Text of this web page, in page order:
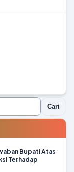
Cari
Bupati Atas
Terhadap